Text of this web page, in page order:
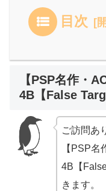
目次
【PSP名作・
4B【False
ご訪問あ
【PSP
4B【
きます。